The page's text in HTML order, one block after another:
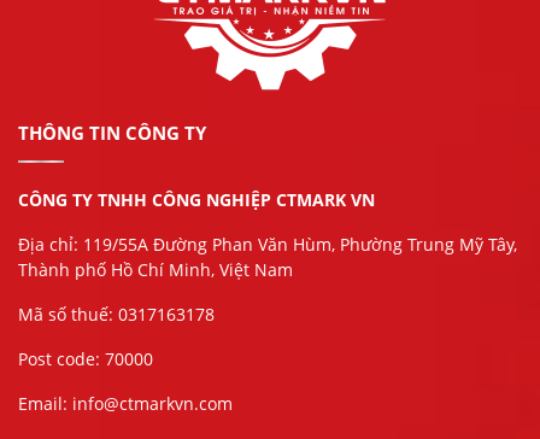
THÔNG TIN CÔNG TY
CÔNG TY TNHH CÔNG NGHIỆP CTMARK VN
Địa chỉ: 119/55A Đường Phan Văn Hùm, Phường Trung Mỹ Tây,
Thành phố Hồ Chí Minh, Việt Nam
Mã số thuế: 0317163178
Post code: 70000
Email: info@ctmarkvn.com